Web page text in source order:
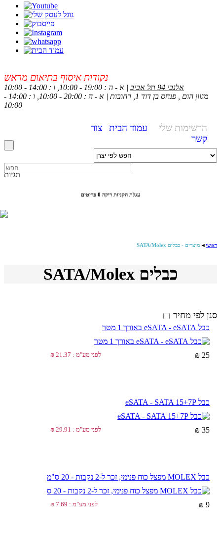
נקודות איסוף בתיאום מראש
אלנבי 94 תל אביב
| א - ה : 19:00 - 10:00, ו : 14:00 - 10:00
מגוון הום , פנחס בן דוד 1, רחובות | א - ה : 20:00 - 10:00, ו : 14:00 -
10:00
הרשימות שלי עמוד הבית
צור
קשר
תגיות
עגלת הקניות ריקה 0 פריטים
ראשי◄ מוצרים - כבלים SATA/Molex
כבלים SATA/Molex
סנן לפי מחיר
כבל eSATA - eSATA באורך 1 מטר
לפני מע"מ : 21.37 ₪ 25 ₪
כבל eSATA - SATA 15+7P
לפני מע"מ : 29.91 ₪ 35 ₪
כבל MOLEX מפצל כוח פנימי, זכר ל-2 נקבות - 20 ס"מ
לפני מע"מ : 7.69 ₪ 9 ₪